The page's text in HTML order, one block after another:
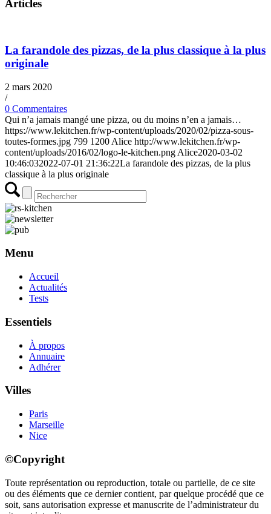
Articles
La farandole des pizzas, de la plus classique à la plus
originale
2 mars 2020
/
0 Commentaires
Qui n’a jamais mangé une pizza, ou du moins n’en a jamais…
https://www.lekitchen.fr/wp-content/uploads/2020/02/pizza-sous-
toutes-formes.jpg 799 1200 Alice http://www.lekitchen.fr/wp-
content/uploads/2016/02/logo-le-kitchen.png Alice2020-03-02
10:46:032022-07-01 21:36:22La farandole des pizzas, de la plus
classique à la plus originale
Menu
Accueil
Actualités
Tests
Essentiels
À propos
Annuaire
Adhérer
Villes
Paris
Marseille
Nice
©Copyright
Toute représentation ou reproduction, totale ou partielle, de ce site
ou des éléments que ce dernier contient, par quelque procédé que ce
soit, sans autorisation expresse et manuscrite de l’administrateur du